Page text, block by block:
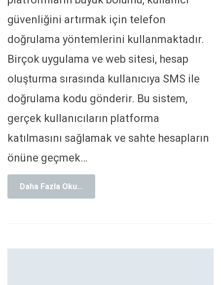
güvenliğini artırmak için telefon
doğrulama yöntemlerini kullanmaktadır.
Birçok uygulama ve web sitesi, hesap
oluşturma sırasında kullanıcıya SMS ile
doğrulama kodu gönderir. Bu sistem,
gerçek kullanıcıların platforma
katılmasını sağlamak ve sahte hesapların
önüne geçmek…
Daha Fazla Oku...